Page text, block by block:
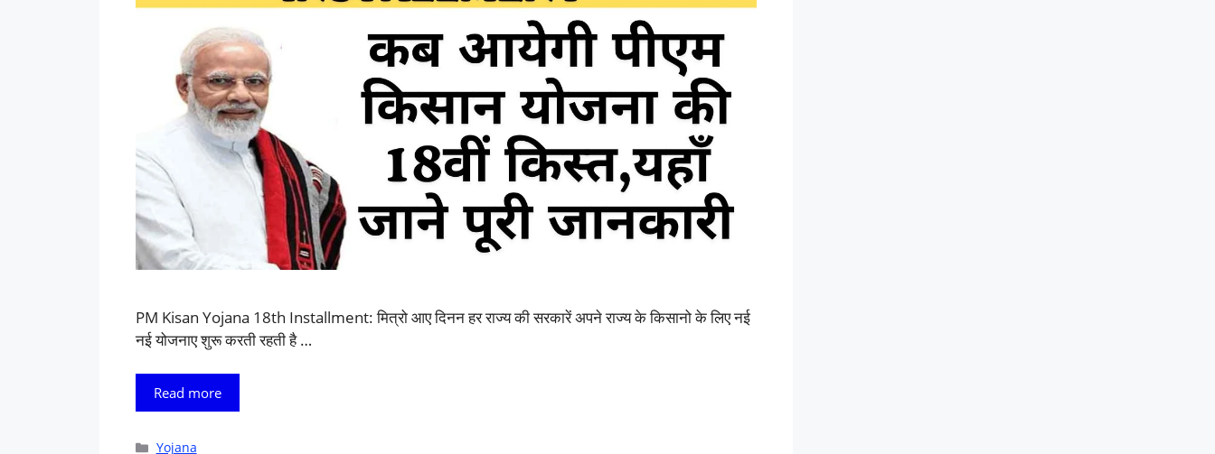
PM Kisan Yojana 18th Installment: मित्रो आए दिनन हर राज्य की सरकारें अपने राज्य के किसानो के लिए नई
नई योजनाए शुरू करती रहती है …
Read more
Categories
Yojana